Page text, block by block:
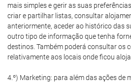
mais simples e gerir as suas
criar e partilhar listas, consultar
anteriormente, aceder ao histórico das
outro tipo de informação que tenha
destinos. Também poderá consultar os
relativamente aos locais onde ficou
4.º) Marketing: para além das ações de